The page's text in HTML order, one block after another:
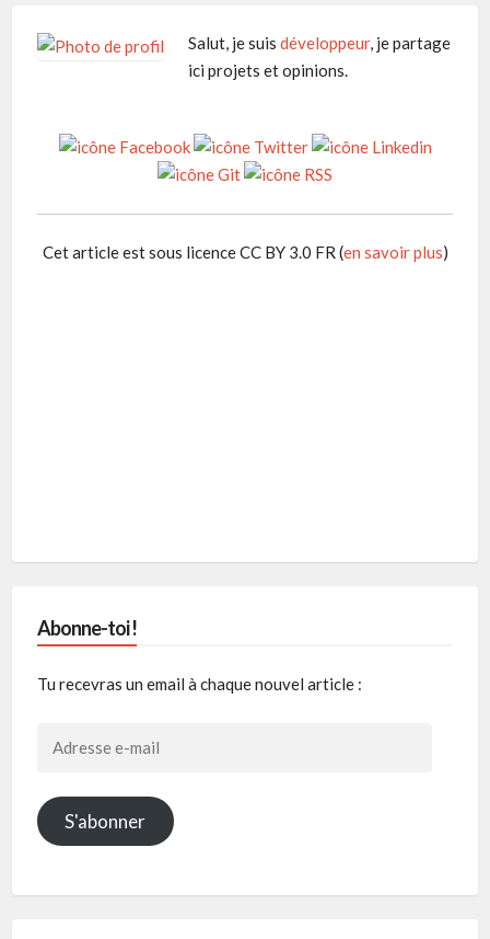
Salut, je suisdéveloppeur, je partage
ici projets et opinions.
Cet article est sous licence CC BY 3.0 FR (en savoir plus)
Abonne-toi !
Tu recevras un email à chaque nouvel article :
S'abonner